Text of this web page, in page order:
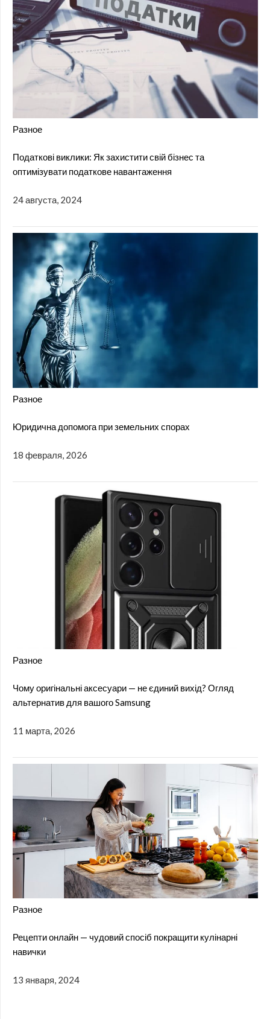
Разное
Податкові виклики: Як захистити свій бізнес та
оптимізувати податкове навантаження
24 августа, 2024
Разное
Юридична допомога при земельних спорах
18 февраля, 2026
Разное
Чому оригінальні аксесуари — не єдиний вихід? Огляд
альтернатив для вашого Samsung
11 марта, 2026
Разное
Рецепти онлайн — чудовий спосіб покращити кулінарні
навички
13 января, 2024